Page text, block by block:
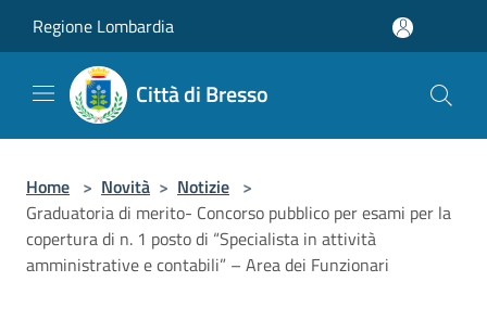
Regione Lombardia
Città di Bresso
Home > Novità > Notizie >
Graduatoria di merito- Concorso pubblico per esami per la
copertura di n. 1 posto di “Specialista in attività
amministrative e contabili” – Area dei Funzionari